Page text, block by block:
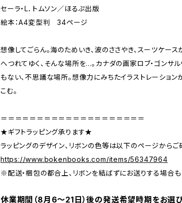
セーラ・L．トムソン／ほるぷ出版
絵本：A4変型判 34ページ
想像してごらん。海のためいき、波のささやき、スーツケー
へつれてゆく、そんな場所を…。カナダの画家ロブ・ゴンサ
もない、不思議な場所。想像力にみちたイラストレーショ
こむ。
＝＝＝＝＝＝＝＝＝＝＝＝＝＝＝＝＝＝＝＝
★ギフトラッピング承ります★
ラッピングのデザイン、リボンの色等は以下のページからご
https://www.bokenbooks.com/items/56347964
※配送・梱包の都合上、リボンを結ばずにお送りする場合
休業期間（8月6〜21日）後の発送希望時期をお選